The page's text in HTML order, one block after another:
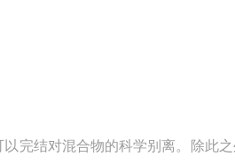
完结对混合物的科学别离。除此